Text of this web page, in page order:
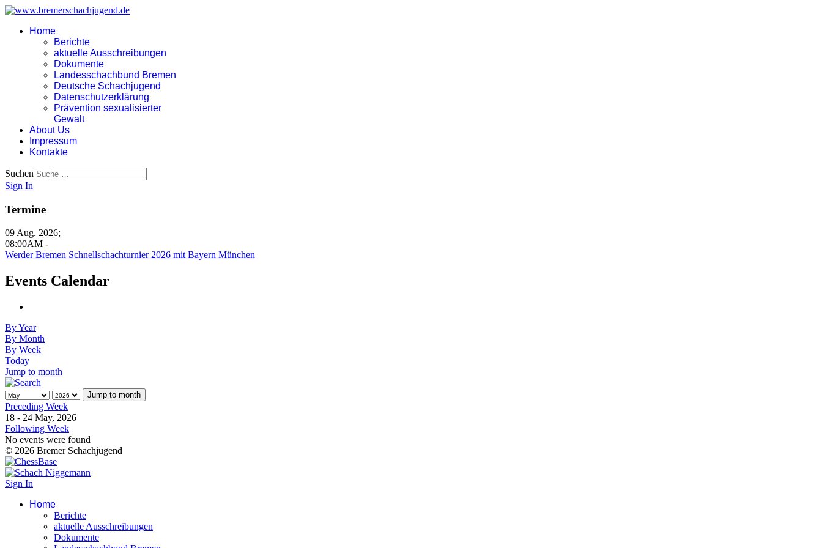
Home
Berichte
aktuelle Ausschreibungen
Dokumente
Landesschachbund Bremen
Deutsche Schachjugend
Datenschutzerklärung
Prävention sexualisierter
Gewalt
About Us
Impressum
Kontakte
Suchen
Sign In
Termine
09 Aug. 2026;
08:00AM -
Werder Bremen Schnellschachturnier 2026 mit Bayern München
Events Calendar
By Year
By Month
By Week
Today
Jump to month
Jump to month
Preceding Week
18 - 24 May, 2026
Following Week
No events were found
© 2026 Bremer Schachjugend
Sign In
Home
Berichte
aktuelle Ausschreibungen
Dokumente